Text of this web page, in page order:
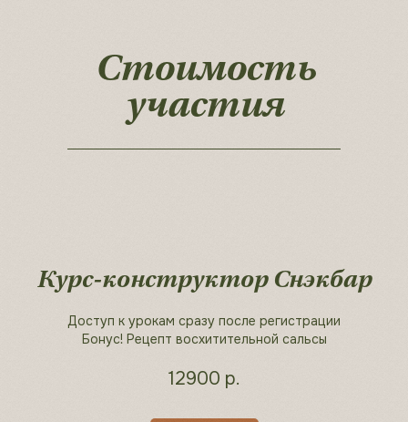
Стоимость
участия
Курс-конструктор Снэкбар
Доступ к урокам сразу после регистрации
Бонус! Рецепт восхитительной сальсы
12900 р.